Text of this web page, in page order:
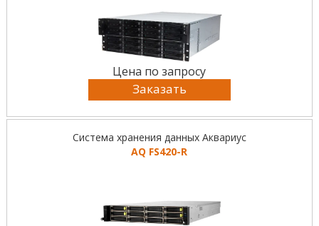
Цена по запросу
Заказать
Система хранения данных Аквариус
AQ FS420-R